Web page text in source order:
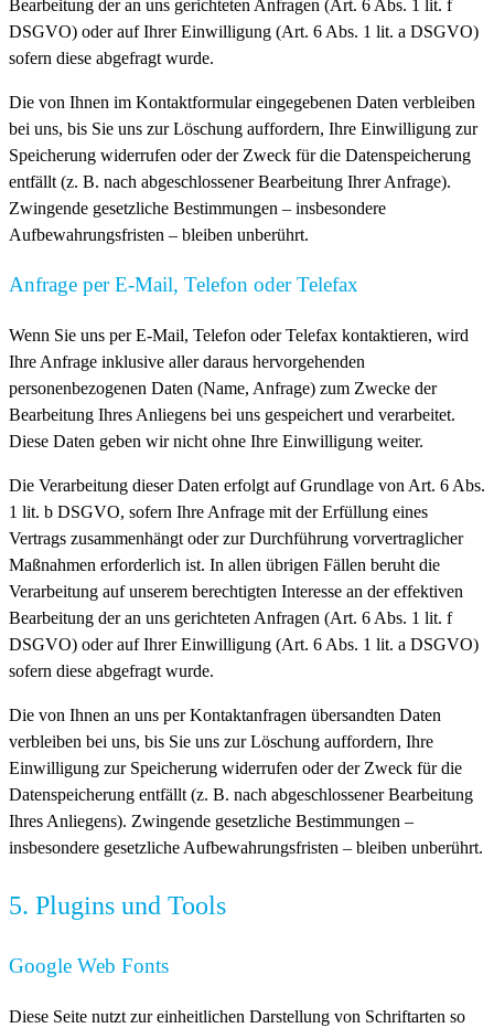
Bearbeitung der an uns gerichteten Anfragen (Art. 6 Abs. 1 lit. f
DSGVO) oder auf Ihrer Einwilligung (Art. 6 Abs. 1 lit. a DSGVO)
sofern diese abgefragt wurde.
Die von Ihnen im Kontaktformular eingegebenen Daten verbleiben
bei uns, bis Sie uns zur Löschung auffordern, Ihre Einwilligung zur
Speicherung widerrufen oder der Zweck für die Datenspeicherung
entfällt (z. B. nach abgeschlossener Bearbeitung Ihrer Anfrage).
Zwingende gesetzliche Bestimmungen – insbesondere
Aufbewahrungsfristen – bleiben unberührt.
Anfrage per E-Mail, Telefon oder Telefax
Wenn Sie uns per E-Mail, Telefon oder Telefax kontaktieren, wird
Ihre Anfrage inklusive aller daraus hervorgehenden
personenbezogenen Daten (Name, Anfrage) zum Zwecke der
Bearbeitung Ihres Anliegens bei uns gespeichert und verarbeitet.
Diese Daten geben wir nicht ohne Ihre Einwilligung weiter.
Die Verarbeitung dieser Daten erfolgt auf Grundlage von Art. 6 Abs.
1 lit. b DSGVO, sofern Ihre Anfrage mit der Erfüllung eines
Vertrags zusammenhängt oder zur Durchführung vorvertraglicher
Maßnahmen erforderlich ist. In allen übrigen Fällen beruht die
Verarbeitung auf unserem berechtigten Interesse an der effektiven
Bearbeitung der an uns gerichteten Anfragen (Art. 6 Abs. 1 lit. f
DSGVO) oder auf Ihrer Einwilligung (Art. 6 Abs. 1 lit. a DSGVO)
sofern diese abgefragt wurde.
Die von Ihnen an uns per Kontaktanfragen übersandten Daten
verbleiben bei uns, bis Sie uns zur Löschung auffordern, Ihre
Einwilligung zur Speicherung widerrufen oder der Zweck für die
Datenspeicherung entfällt (z. B. nach abgeschlossener Bearbeitung
Ihres Anliegens). Zwingende gesetzliche Bestimmungen –
insbesondere gesetzliche Aufbewahrungsfristen – bleiben unberührt.
5. Plugins und Tools
Google Web Fonts
Diese Seite nutzt zur einheitlichen Darstellung von Schriftarten so